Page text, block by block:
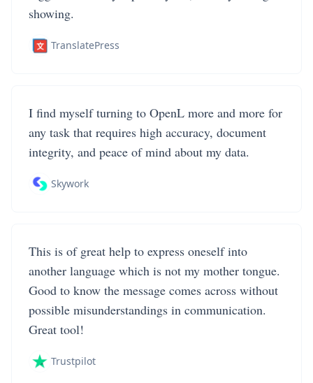
showing.
TranslatePress
I find myself turning to OpenL more and more for
any task that requires high accuracy, document
integrity, and peace of mind about my data.
Skywork
This is of great help to express oneself into
another language which is not my mother tongue.
Good to know the message comes across without
possible misunderstandings in communication.
Great tool!
Trustpilot